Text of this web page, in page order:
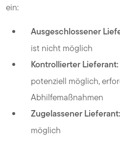
ein:
Ausgeschlossener
ist nicht möglich
Kontrollierter Lieferant:
potenziell möglich,
Abhilfemaßnahmen
Zugelassener Lieferant:
möglich